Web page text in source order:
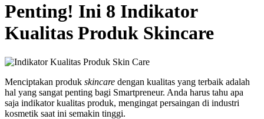
Penting! Ini 8 Indikator
Kualitas Produk Skincare
Menciptakan produk skincare dengan kualitas yang terbaik adalah
hal yang sangat penting bagi Smartpreneur. Anda harus tahu apa
saja indikator kualitas produk, mengingat persaingan di industri
kosmetik saat ini semakin tinggi.